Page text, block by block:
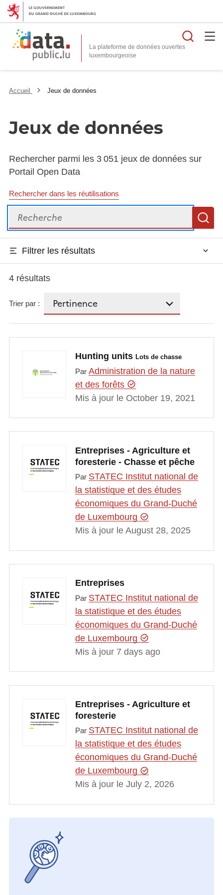
La plateforme de données ouvertes
Accueil Jeux de données
Jeux de données
Rechercher parmi les 3 051 jeux de données sur
Portail Open Data
Rechercher dans les réutilisations
Recherche
Filtrer les résultats
4 résultats
Trier par :
Hunting units Lots de chasse
Par Administration de la nature
et des forêts
Mis à jour le October 19, 2021
Entreprises - Agriculture et
foresterie - Chasse et pêche
Par STATEC Institut national de
la statistique et des études
économiques du Grand-Duché
de Luxembourg
Mis à jour le August 28, 2025
Entreprises
Par STATEC Institut national de
la statistique et des études
économiques du Grand-Duché
de Luxembourg
Mis à jour 7 days ago
Entreprises - Agriculture et
foresterie
Par STATEC Institut national de
la statistique et des études
économiques du Grand-Duché
de Luxembourg
Mis à jour le July 2, 2026